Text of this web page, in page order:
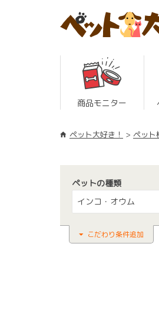
商品モニター
ペット大好き！ ペット
ペットの種類
インコ・オウム
こだわり条件追加